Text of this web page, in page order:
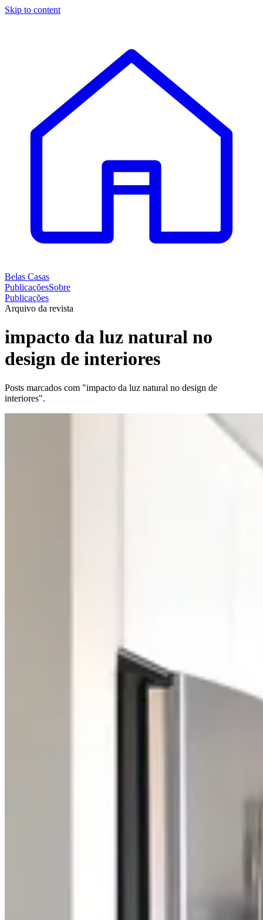
Skip to content
Belas Casas
PublicaçõesSobre
Publicações
Arquivo da revista
impacto da luz natural no
design de interiores
Posts marcados com "impacto da luz natural no design de
interiores".